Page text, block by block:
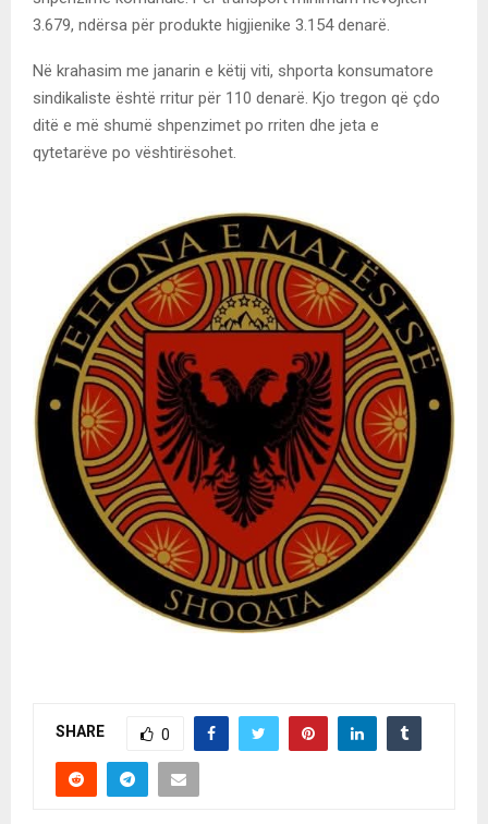
3.679, ndërsa për produkte higjienike 3.154 denarë.
Në krahasim me janarin e këtij viti, shporta konsumatore
sindikaliste është rritur për 110 denarë. Kjo tregon që çdo
ditë e më shumë shpenzimet po rriten dhe jeta e
qytetarëve po vështirësohet.
SHARE 0